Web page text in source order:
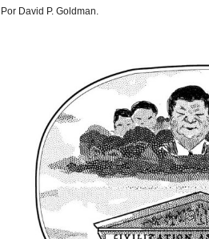
Por David P. Goldman.